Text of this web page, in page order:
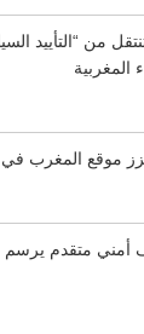
من “التأييد
المغربية
موقع المغرب
أمني متقدم يرسم